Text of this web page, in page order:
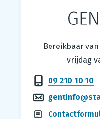
Gentinfo
Bereikbaar
vrijdag
09 210 10 10